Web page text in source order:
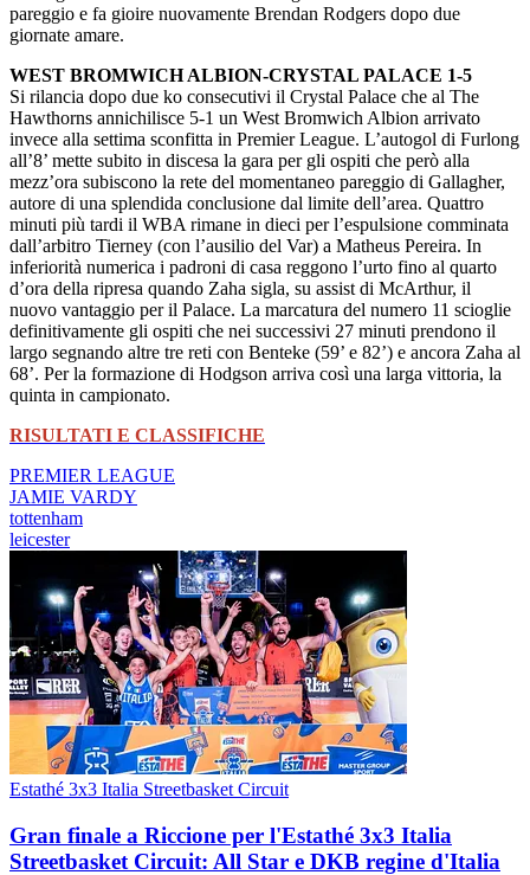
pareggio e fa gioire nuovamente Brendan Rodgers dopo due
giornate amare.
WEST BROMWICH ALBION-CRYSTAL PALACE 1-5
Si rilancia dopo due ko consecutivi il Crystal Palace che al The
Hawthorns annichilisce 5-1 un West Bromwich Albion arrivato
invece alla settima sconfitta in Premier League. L’autogol di Furlong
all’8’ mette subito in discesa la gara per gli ospiti che però alla
mezz’ora subiscono la rete del momentaneo pareggio di Gallagher,
autore di una splendida conclusione dal limite dell’area. Quattro
minuti più tardi il WBA rimane in dieci per l’espulsione comminata
dall’arbitro Tierney (con l’ausilio del Var) a Matheus Pereira. In
inferiorità numerica i padroni di casa reggono l’urto fino al quarto
d’ora della ripresa quando Zaha sigla, su assist di McArthur, il
nuovo vantaggio per il Palace. La marcatura del numero 11 scioglie
definitivamente gli ospiti che nei successivi 27 minuti prendono il
largo segnando altre tre reti con Benteke (59’ e 82’) e ancora Zaha al
68’. Per la formazione di Hodgson arriva così una larga vittoria, la
quinta in campionato.
RISULTATI E CLASSIFICHE
PREMIER LEAGUE
JAMIE VARDY
tottenham
leicester
Estathé 3x3 Italia Streetbasket Circuit
Gran finale a Riccione per l'Estathé 3x3 Italia
Streetbasket Circuit: All Star e DKB regine d'Italia